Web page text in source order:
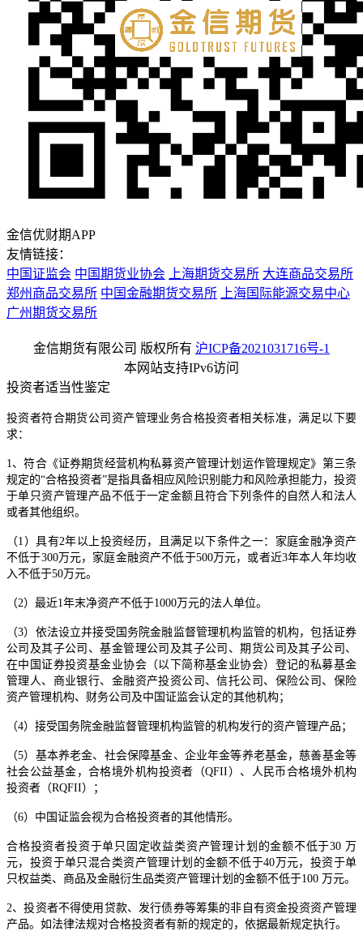
金信优财期APP
友情链接：
中国证监会 中国期货业协会 上海期货交易所 大连商品交易所
郑州商品交易所 中国金融期货交易所
上海国际能源交易中心
广州期货交易所
金信期货有限公司 版权所有 沪ICP备2021031716号-1
本网站支持IPv6访问
投资者适当性鉴定
投资者符合期货公司资产管理业务合格投资者相关标准，满足以下要
求：
1、符合《证券期货经营机构私募资产管理计划运作管理规定》第三条
规定的“合格投资者”是指具备相应风险识别能力和风险承担能力，投资
于单只资产管理产品不低于一定金额且符合下列条件的自然人和法人
或者其他组织。
（1）具有2年以上投资经历，且满足以下条件之一：家庭金融净资产
不低于300万元，家庭金融资产不低于500万元，或者近3年本人年均收
入不低于50万元。
（2）最近1年末净资产不低于1000万元的法人单位。
（3）依法设立并接受国务院金融监督管理机构监管的机构，包括证券
公司及其子公司、基金管理公司及其子公司、期货公司及其子公司、
在中国证券投资基金业协会（以下简称基金业协会）登记的私募基金
管理人、商业银行、金融资产投资公司、信托公司、保险公司、保险
资产管理机构、财务公司及中国证监会认定的其他机构；
（4）接受国务院金融监督管理机构监管的机构发行的资产管理产品；
（5）基本养老金、社会保障基金、企业年金等养老基金，慈善基金等
社会公益基金，合格境外机构投资者（QFII）、人民币合格境外机构
投资者（RQFII）；
（6）中国证监会视为合格投资者的其他情形。
合格投资者投资于单只固定收益类资产管理计划的金额不低于30 万
元，投资于单只混合类资产管理计划的金额不低于40万元，投资于单
只权益类、商品及金融衍生品类资产管理计划的金额不低于100 万元。
2、投资者不得使用贷款、发行债券等筹集的非自有资金投资资产管理
产品。如法律法规对合格投资者有新的规定的，依据最新规定执行。